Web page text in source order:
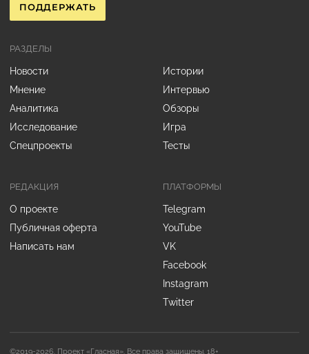
ПОДДЕРЖАТЬ
РЕДАКЦИЯ
О проекте
Публичная оферта
Написать нам
РАЗДЕЛЫ
Новости
Истории
Мнение
Интервью
Аналитика
Обзоры
Исследование
Игра
Спецпроекты
Тесты
ПЛАТФОРМЫ
Telegram
YouTube
VK
Facebook
Instagram
Twitter
©2019-2026. Проект «Гласная». Все права защищены. 18+